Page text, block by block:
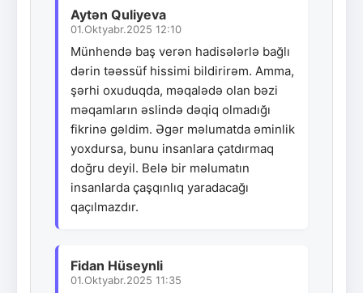
Aytən Quliyeva
01.Oktyabr.2025 12:10
Münhendə baş verən hadisələrlə bağlı
dərin təəssüf hissimi bildirirəm. Amma,
şərhi oxuduqda, məqalədə olan bəzi
məqamların əslində dəqiq olmadığı
fikrinə gəldim. Əgər məlumatda əminlik
yoxdursa, bunu insanlara çatdırmaq
doğru deyil. Belə bir məlumatın
insanlarda çaşqınlıq yaradacağı
qaçılmazdır.
Fidan Hüseynli
01.Oktyabr.2025 11:35